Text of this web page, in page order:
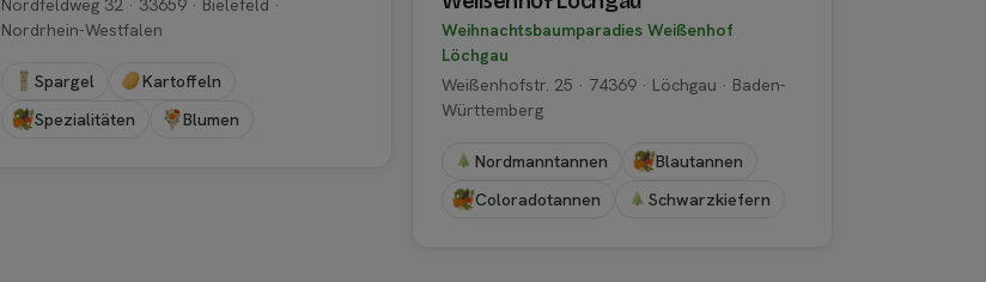
Nordrhein-Westfalen
Spargel
Kartoffeln
Spezialitäten
Blumen
Weihnachtsbaumparadies Weißenhof
Löchgau
Weißenhofstr. 25 · 74369 · Löchgau · Baden-
Württemberg
Nordmanntannen
Blautannen
Coloradotannen
Schwarzkiefern